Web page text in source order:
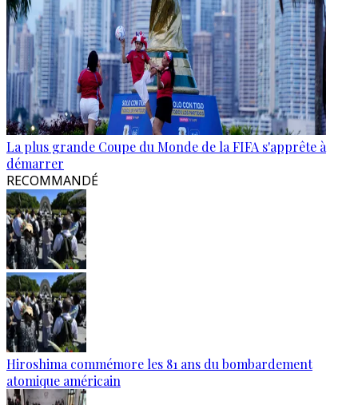
La plus grande Coupe du Monde de la FIFA s'apprête à
démarrer
RECOMMANDÉ
Hiroshima commémore les 81 ans du bombardement
atomique américain